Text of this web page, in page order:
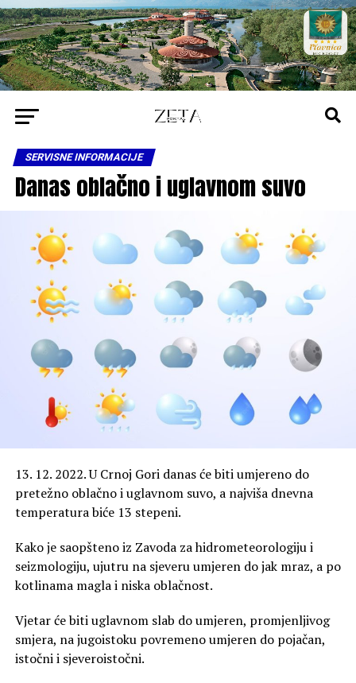
SERVISNE INFORMACIJE
Danas oblačno i uglavnom suvo
13. 12. 2022. U Crnoj Gori danas će biti umjereno do
pretežno oblačno i uglavnom suvo, a najviša dnevna
temperatura biće 13 stepeni.
Kako je saopšteno iz Zavoda za hidrometeorologiju i
seizmologiju, ujutru na sjeveru umjeren do jak mraz, a po
kotlinama magla i niska oblačnost.
Vjetar će biti uglavnom slab do umjeren, promjenljivog
smjera, na jugoistoku povremeno umjeren do pojačan,
istočni i sjeveroistočni.